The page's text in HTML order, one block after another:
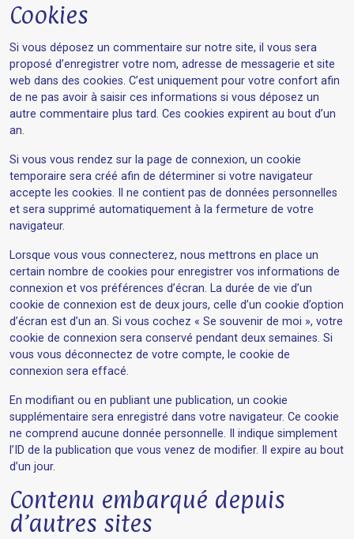
Cookies
Si vous déposez un commentaire sur notre site, il vous sera
proposé d’enregistrer votre nom, adresse de messagerie et site
web dans des cookies. C’est uniquement pour votre confort afin
de ne pas avoir à saisir ces informations si vous déposez un
autre commentaire plus tard. Ces cookies expirent au bout d’un
an.
Si vous vous rendez sur la page de connexion, un cookie
temporaire sera créé afin de déterminer si votre navigateur
accepte les cookies. Il ne contient pas de données personnelles
et sera supprimé automatiquement à la fermeture de votre
navigateur.
Lorsque vous vous connecterez, nous mettrons en place un
certain nombre de cookies pour enregistrer vos informations de
connexion et vos préférences d’écran. La durée de vie d’un
cookie de connexion est de deux jours, celle d’un cookie d’option
d’écran est d’un an. Si vous cochez « Se souvenir de moi », votre
cookie de connexion sera conservé pendant deux semaines. Si
vous vous déconnectez de votre compte, le cookie de
connexion sera effacé.
En modifiant ou en publiant une publication, un cookie
supplémentaire sera enregistré dans votre navigateur. Ce cookie
ne comprend aucune donnée personnelle. Il indique simplement
l’ID de la publication que vous venez de modifier. Il expire au bout
d’un jour.
Contenu embarqué depuis
d’autres sites